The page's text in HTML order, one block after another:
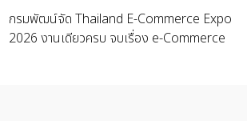
กรมพัฒน์จัด Thailand E-Commerce Expo
2026 งานเดียวครบ จบเรื่อง e-Commerce